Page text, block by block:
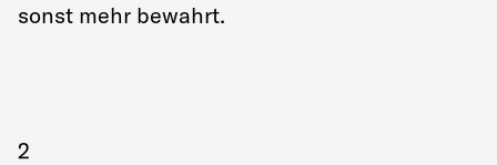
sonst mehr bewahrt.
2